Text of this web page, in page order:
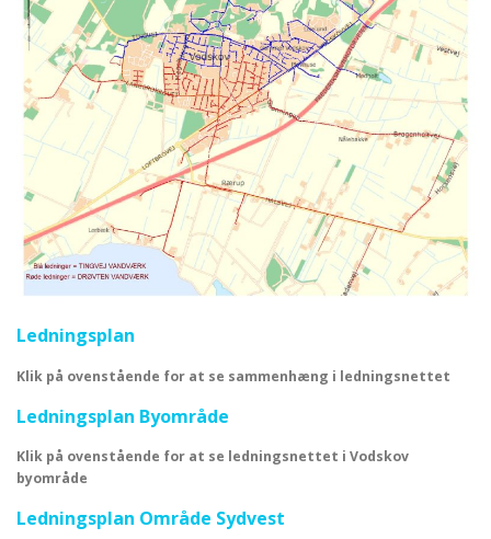
Ledningsplan
Klik på ovenstående for at se sammenhæng i ledningsnettet
Ledningsplan Byområde
Klik på ovenstående for at se ledningsnettet i Vodskov
byområde
Ledningsplan Område Sydvest